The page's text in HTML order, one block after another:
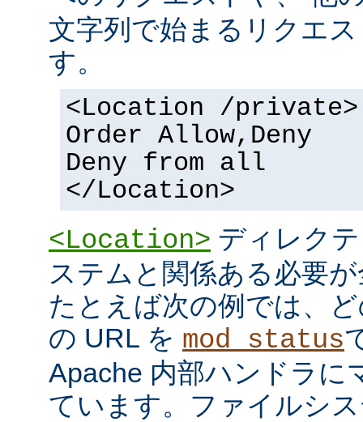
文字列で始まるリクエ
す。
<Location /private>
Order Allow,Deny
Deny from all
</Location>
<Location> ディレク
ステムと関係ある必要
たとえば次の例では、
の URL を mod_status
Apache 内部ハンドラに
ています。ファイルシ